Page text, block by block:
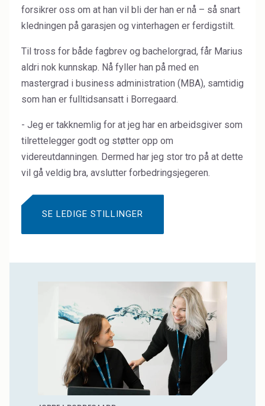
forsikrer oss om at han vil bli der han er nå – så snart
kledningen på garasjen og vinterhagen er ferdigstilt.
Til tross for både fagbrev og bachelorgrad, får Marius
aldri nok kunnskap. Nå fyller han på med en
mastergrad i business administration (MBA), samtidig
som han er fulltidsansatt i Borregaard.
- Jeg er takknemlig for at jeg har en arbeidsgiver som
tilrettelegger godt og støtter opp om
videreutdanningen. Dermed har jeg stor tro på at dette
vil gå veldig bra, avslutter forbedringsjegeren.
SE LEDIGE STILLINGER